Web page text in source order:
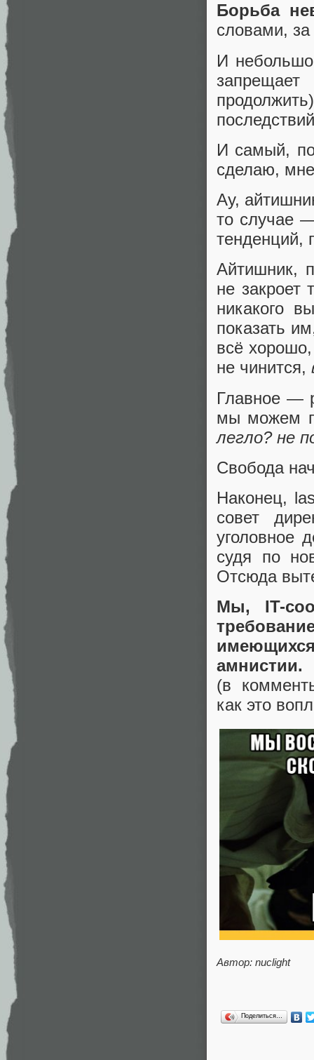
Борьба
словами, за
И
И самый,
сделаю,
Ау,
то случае
тенденций,
Айтишник,
не закроет
никакого
показать
всё
не чинится,
Главное —
мы можем
легло? не
Свобода
Наконец,
совет
уголовное
судя по
Отсюда
Мы, IT-
амнистии.
(в
как это
Автор: nuclight
Поделиться…